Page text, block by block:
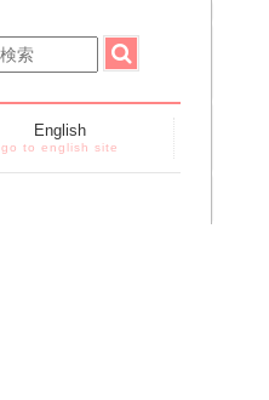
English
go to english site